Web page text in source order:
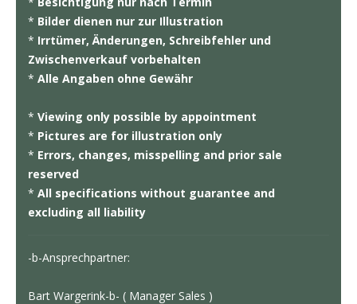
* Bilder dienen nur zur Illustration
* Irrtümer, Änderungen, Schreibfehler und
Zwischenverkauf vorbehalten
*Alle Angaben ohne Gewähr
*Viewing only possible by appointment
* Pictures are for illustration only
* Errors, changes, misspelling and prior sale
reserved
*All specifications without guarantee and
excluding all liability
-b-Ansprechpartner:
Bart Wargerink-b- ( Manager Sales )